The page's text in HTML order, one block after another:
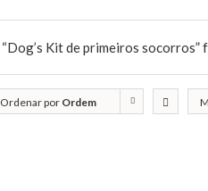
“Dog’s Kit de primeiros socorros”
Ordenar por Ordem